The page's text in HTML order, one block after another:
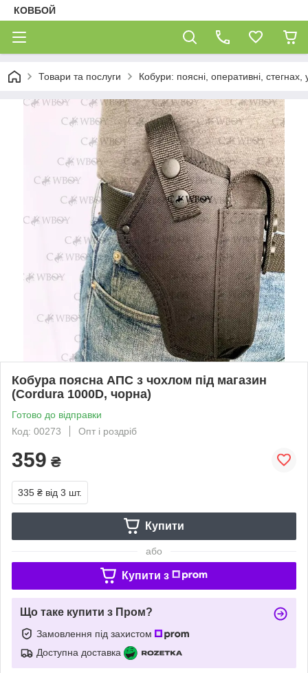
КОВБОЙ
Товари та послуги Кобури: поясні, оперативні, стегнах,
Кобура поясна АПС з чохлом під магазин
(Cordura 1000D, чорна)
Готово до відправки
Код: 00273
Опт і роздріб
359 ₴
335 ₴ від 3 шт.
Купити
або
Купити з
Що таке купити з Пром?
Замовлення під захистом
Доступна доставка